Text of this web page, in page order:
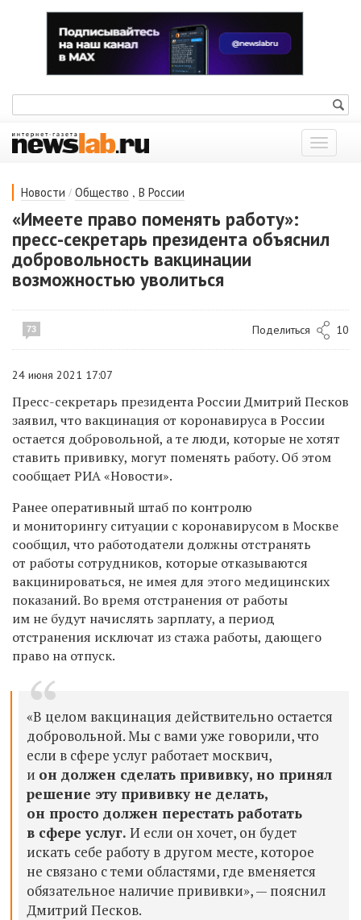
Показать
меню
Новости / Общество , В России
«Имеете право поменять работу»:
пресс-секретарь президента объяснил
добровольность вакцинации
возможностью уволиться
73 Поделиться 10
24 июня 2021 17:07
Пресс-секретарь президента России Дмитрий Песков
заявил, что вакцинация от коронавируса в России
остается добровольной, а те люди, которые не хотят
ставить прививку, могут поменять работу. Об этом
сообщает РИА «Новости».
Ранее оперативный штаб по контролю
и мониторингу ситуации с коронавирусом в Москве
сообщил, что работодатели должны отстранять
от работы сотрудников, которые отказываются
вакцинироваться, не имея для этого медицинских
показаний. Во время отстранения от работы
им не будут начислять зарплату, а период
отстранения исключат из стажа работы, дающего
право на отпуск.
«В целом вакцинация действительно остается
добровольной. Мы с вами уже говорили, что
если в сфере услуг работает москвич,
и он должен сделать прививку, но принял
решение эту прививку не делать,
он просто должен перестать работать
в сфере услуг. И если он хочет, он будет
искать себе работу в другом месте, которое
не связано с теми областями, где вменяется
обязательное наличие прививки», — пояснил
Дмитрий Песков.